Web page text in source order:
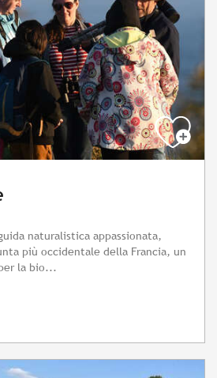
naturalistica appassionata,
più occidentale della Francia, un
la bio...